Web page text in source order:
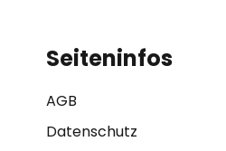
Seiteninfos
AGB
Datenschutz